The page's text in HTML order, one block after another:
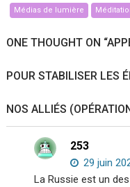
Médias de lumière
ONE THOUGHT ON “
POUR STABILISER LES
NOS ALLIÉS
253
29 juin
La Russie est un